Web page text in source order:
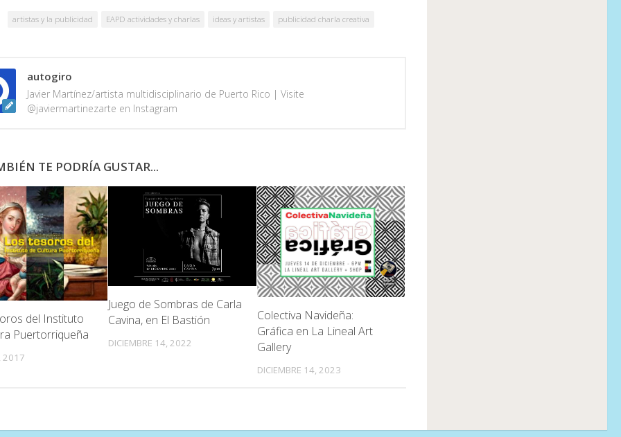
artistas y la publicidad EAPD actividades y charlas ideas y artistas publicidad charla creativa
autogiro
Javier Martínez/artista multidisciplinario de Puerto Rico | Visite
@javiermartinezarte en Instagram
TE PODRÍA GUSTAR...
del Instituto
Puertorriqueña
2017
Juego de Sombras de Carla
Cavina, en El Bastión
DICIEMBRE 14, 2022
Colectiva Navideña:
Gráfica en La Lineal Art
Gallery
DICIEMBRE 14, 2023